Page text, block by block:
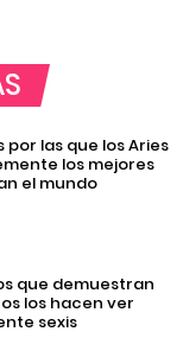
por las que los Aries
los mejores
el mundo
que demuestran
los hacen ver
sexis